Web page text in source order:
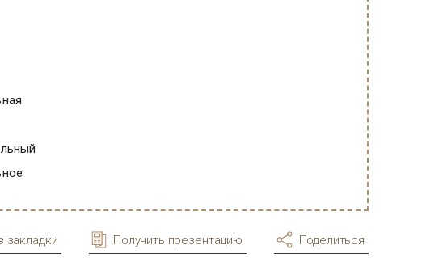
закладки Получить презентацию Поделиться